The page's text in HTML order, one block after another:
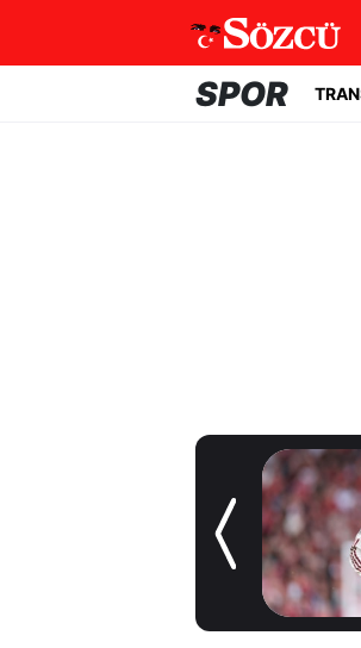
SPOR
Real Madrid yıldız
oyuncuyla 7 yıllık